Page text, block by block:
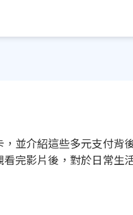
並介紹這些多元支付背
完影片後，對於日常生